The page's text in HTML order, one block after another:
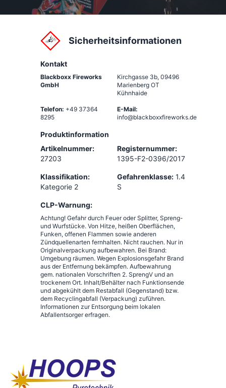
Sicherheitsinformationen
Kontakt
Blackboxx Fireworks
GmbH
Kirchgasse 3b, 09496
Marienberg OT
Kühnhaide
Telefon: +49 37364
8295
E-Mail:
info@blackboxxfireworks.de
Produktinformation
Artikelnummer:
27203
Registernummer:
1395-F2-0396/2017
Klassifikation:
Kategorie 2
Gefahrenklasse: 1.4
S
CLP-Warnung:
Achtung! Gefahr durch Feuer oder Splitter, Spreng-
und Wurfstücke. Von Hitze, heißen Oberflächen,
Funken, offenen Flammen sowie anderen
Zündquellenarten fernhalten. Nicht rauchen. Nur in
Originalverpackung aufbewahren. Bei Brand:
Umgebung räumen. Wegen Explosionsgefahr Brand
aus der Entfernung bekämpfen. Aufbewahrung
gem. nationalen Vorschriften 2. SprengV und an
trockenem Ort. Inhalt/Behälter nach Funktionsende
und abgekühlt dem Restabfall (Gegenstand) bzw.
dem Recyclingabfall (Verpackung) zuführen.
Informationen zur Entsorgung beim lokalen
Abfallentsorger erfragen.